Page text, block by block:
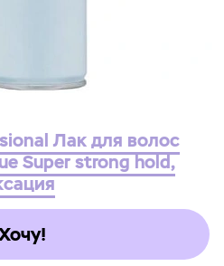
Лак для волос
Super strong hold,